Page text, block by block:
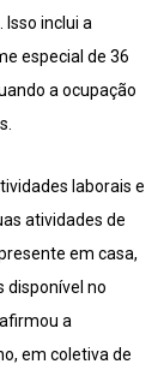
inclui a
especial de 36
a ocupação
laborais e
atividades de
em casa,
disponível no
a
em coletiva de